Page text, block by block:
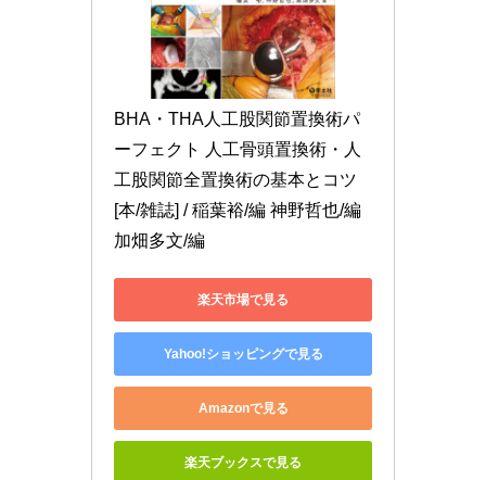
BHA・THA人工股関節置換術パ
ーフェクト 人工骨頭置換術・人
工股関節全置換術の基本とコツ
[本/雑誌] / 稲葉裕/編 神野哲也/編
加畑多文/編
楽天市場で見る
Yahoo!ショッピングで見る
Amazonで見る
楽天ブックスで見る